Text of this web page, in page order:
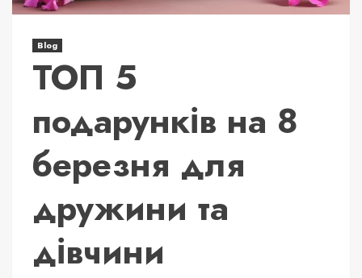
Blog
ТОП 5
подарунків на 8
березня для
дружини та
дівчини